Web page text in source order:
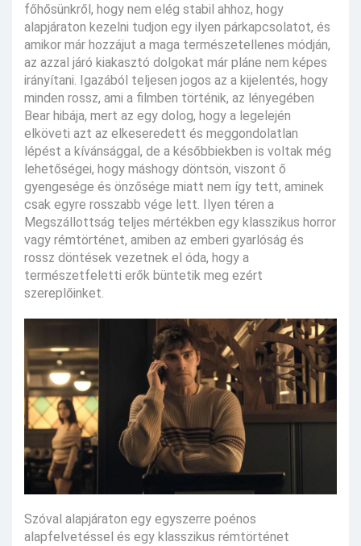
főhősünkről, hogy nem elég stabil ahhoz, hogy
alapjáraton kezelni tudjon egy ilyen párkapcsolatot, és
amikor már hozzájut a maga természetellenes módján,
az azzal járó kiakasztó dolgokat már pláne nem képes
irányítani. Igazából teljesen jogos az a kijelentés, hogy
minden rossz, ami a filmben történik, az lényegében
Bear hibája, mert az egy dolog, hogy a legelején
elköveti azt az elkeseredett és meggondolatlan
lépést a kívánsággal, de a későbbiekben is voltak még
lehetőségei, hogy máshogy döntsön, viszont ő
gyengesége és önzősége miatt nem így tett, aminek
csak egyre rosszabb vége lett. Ilyen téren a
Megszállottság teljes mértékben egy klasszikus horror
vagy rémtörténet, amiben az emberi gyarlóság és
rossz döntések vezetnek el óda, hogy a
természetfeletti erők büntetik meg ezért
szereplőinket.
Szóval alapjáraton egy egyszerre poénos
alapfelvetéssel és egy klasszikus rémtörténet